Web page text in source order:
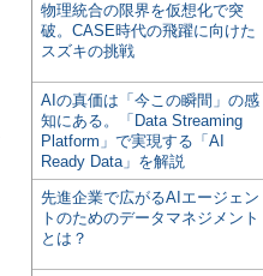
物理統合の限界を仮想化で突
破。CASE時代の飛躍に向けた
スズキの挑戦
AIの真価は「今この瞬間」の感
知にある。「Data Streaming
Platform」で実現する「AI
Ready Data」を解説
先進企業で広がるAIエージェン
トのためのデータマネジメント
とは？